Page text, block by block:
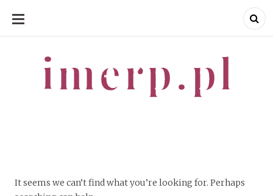
SKIP
CONTENT
imerp.pl
It seems we can’t find what you’re looking for. Perhaps